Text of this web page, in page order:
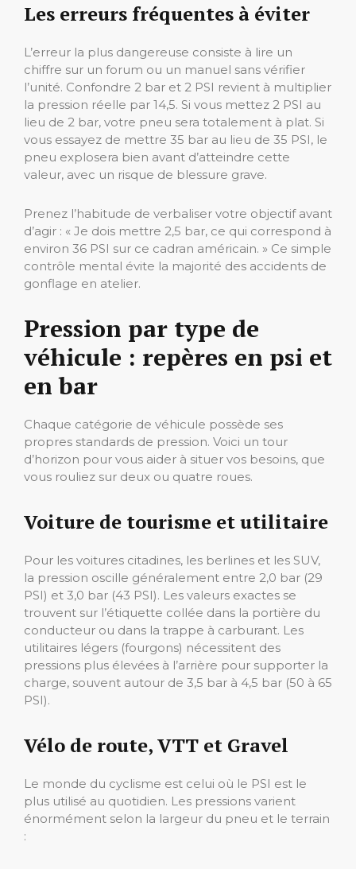
Les erreurs fréquentes à éviter
L’erreur la plus dangereuse consiste à lire un
chiffre sur un forum ou un manuel sans vérifier
l’unité. Confondre 2 bar et 2 PSI revient à multiplier
la pression réelle par 14,5. Si vous mettez 2 PSI au
lieu de 2 bar, votre pneu sera totalement à plat. Si
vous essayez de mettre 35 bar au lieu de 35 PSI, le
pneu explosera bien avant d’atteindre cette
valeur, avec un risque de blessure grave.
Prenez l’habitude de verbaliser votre objectif avant
d’agir : « Je dois mettre 2,5 bar, ce qui correspond à
environ 36 PSI sur ce cadran américain. » Ce simple
contrôle mental évite la majorité des accidents de
gonflage en atelier.
Pression par type de
véhicule : repères en psi et
en bar
Chaque catégorie de véhicule possède ses
propres standards de pression. Voici un tour
d’horizon pour vous aider à situer vos besoins, que
vous rouliez sur deux ou quatre roues.
Voiture de tourisme et utilitaire
Pour les voitures citadines, les berlines et les SUV,
la pression oscille généralement entre 2,0 bar (29
PSI) et 3,0 bar (43 PSI). Les valeurs exactes se
trouvent sur l’étiquette collée dans la portière du
conducteur ou dans la trappe à carburant. Les
utilitaires légers (fourgons) nécessitent des
pressions plus élevées à l’arrière pour supporter la
charge, souvent autour de 3,5 bar à 4,5 bar (50 à 65
PSI).
Vélo de route, VTT et Gravel
Le monde du cyclisme est celui où le PSI est le
plus utilisé au quotidien. Les pressions varient
énormément selon la largeur du pneu et le terrain
: